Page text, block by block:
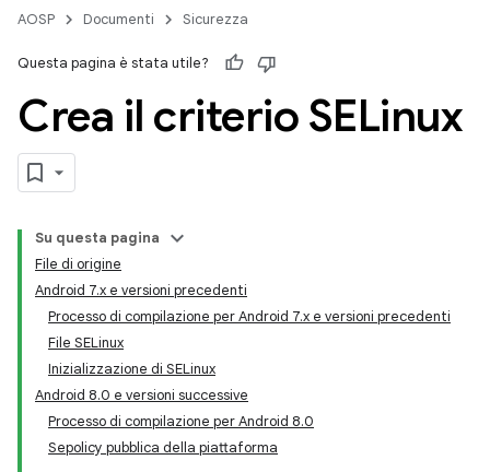
AOSP Documenti Sicurezza
Questa pagina è stata utile?
Crea il criterio SELinux
Su questa pagina
File di origine
Android 7.x e versioni precedenti
Processo di compilazione per Android 7.x e versioni precedenti
File SELinux
Inizializzazione di SELinux
Android 8.0 e versioni successive
Processo di compilazione per Android 8.0
Sepolicy pubblica della piattaforma